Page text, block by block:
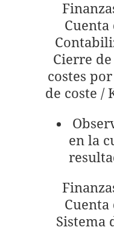
Cuenta
Cierre
costes
de coste /
en la
Cuenta
Sistema